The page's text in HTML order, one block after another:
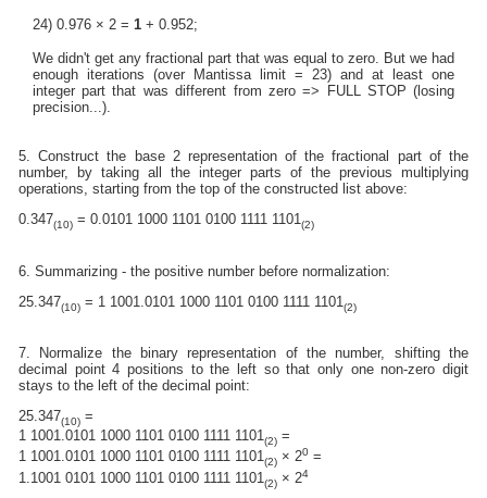
24) 0.976 × 2 = 1+ 0.952;
We didn't get any fractional part that was equal to zero. But we had
enough iterations (over Mantissa limit = 23) and at least one
integer part that was different from zero => FULL STOP (losing
precision...).
5. Construct the base 2 representation of the fractional part of the
number, by taking all the integer parts of the previous multiplying
operations, starting from the top of the constructed list above:
0.347(10) = 0.0101 1000 1101 0100 1111 1101 (2)
6. Summarizing - the positive number before normalization:
25.347(10) = 1 1001.0101 1000 1101 0100 1111 1101(2)
7. Normalize the binary representation of the number, shifting the
decimal point 4 positions to the left so that only one non-zero digit
stays to the left of the decimal point:
25.347(10) =
1 1001.0101 1000 1101 0100 1111 1101 (2) =
1 1001.0101 1000 1101 0100 1111 1101(2) × 20 =
1.1001 0101 1000 1101 0100 1111 1101(2) × 24